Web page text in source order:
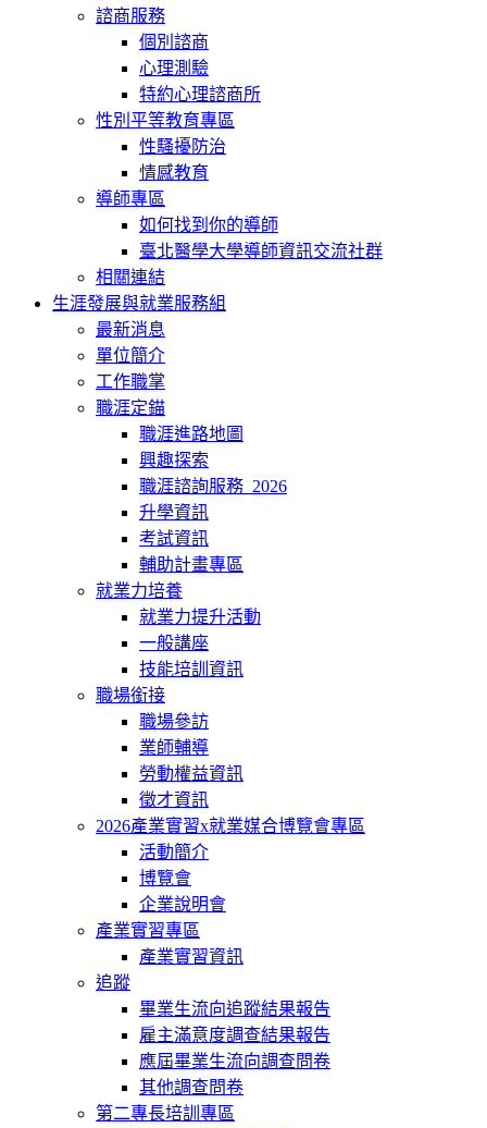
諮商服務
個別諮商
心理測驗
特約心理諮商所
性別平等教育專區
性騷擾防治
情感教育
導師專區
如何找到你的導師
臺北醫學大學導師資訊交流社群
相關連結
生涯發展與就業服務組
最新消息
單位簡介
工作職掌
職涯定錨
職涯進路地圖
興趣探索
職涯諮詢服務_2026
升學資訊
考試資訊
輔助計畫專區
就業力培養
就業力提升活動
一般講座
技能培訓資訊
職場銜接
職場參訪
業師輔導
勞動權益資訊
徵才資訊
2026產業實習x就業媒合博覽會專區
活動簡介
博覽會
企業說明會
產業實習專區
產業實習資訊
追蹤
畢業生流向追蹤結果報告
雇主滿意度調查結果報告
應屆畢業生流向調查問卷
其他調查問卷
第二專長培訓專區